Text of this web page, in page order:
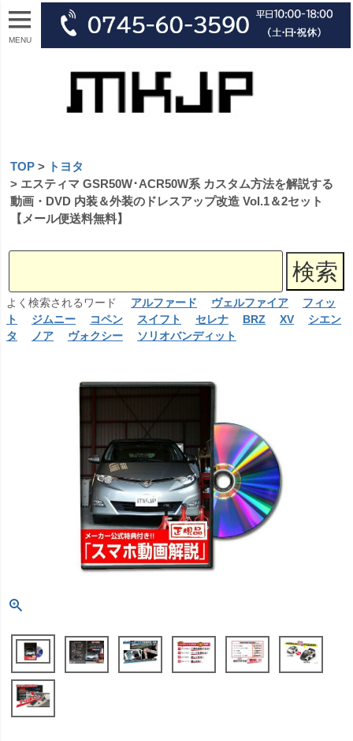
MENU
TOP
トヨタ
エスティマ GSR50W･ACR50W系 カスタム方法を解説する
動画・DVD 内装＆外装のドレスアップ改造 Vol.1＆2セット
【メール便送料無料】
よく検索されるワード アルファード ヴェルファイア
フィッ
ト
ジムニー コペン スイフト セレナ BRZ XV
シエン
タ
ノア ヴォクシー ソリオバンディット